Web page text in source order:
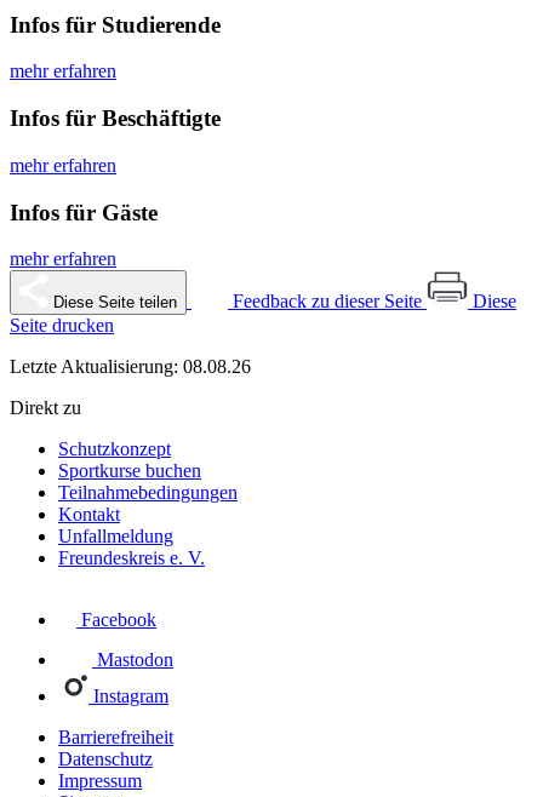
Infos für Studierende
mehr erfahren
Infos für Beschäftigte
mehr erfahren
Infos für Gäste
mehr erfahren
Diese Seite teilen Feedback zu dieser Seite
Diese
Seite drucken
Letzte Aktualisierung: 08.08.26
Direkt zu
Schutzkonzept
Sportkurse buchen
Teilnahmebedingungen
Kontakt
Unfallmeldung
Freundeskreis e. V.
Facebook
Mastodon
Instagram
Barrierefreiheit
Datenschutz
Impressum